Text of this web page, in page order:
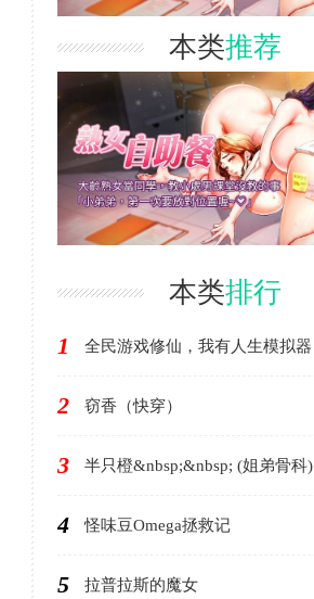
本类推荐
本类排行
1 全民游戏修仙，我有人生模拟器
2 窃香（快穿）
3 半只橙&nbsp;&nbsp; (姐弟骨科)
4 怪味豆Omega拯救记
5 拉普拉斯的魔女